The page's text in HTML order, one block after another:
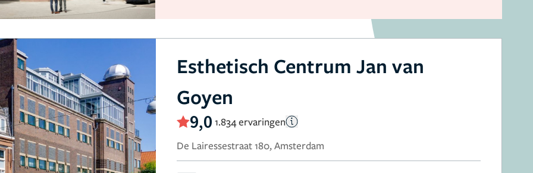
Esthetisch Centrum Jan van
Goyen
9,0 1.834 ervaringen
De Lairessestraat 180, Amsterdam